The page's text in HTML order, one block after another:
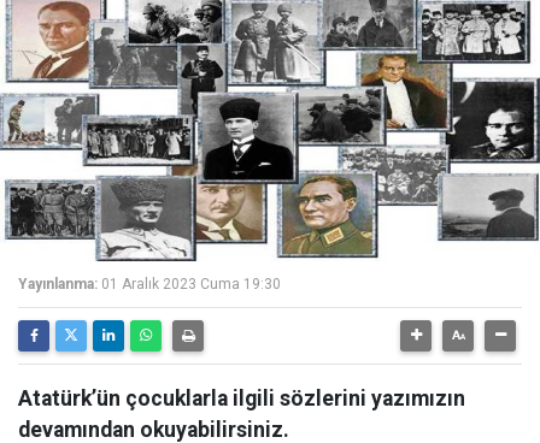
Yayınlanma: 01 Aralık 2023 Cuma 19:30
Atatürk’ün çocuklarla ilgili sözlerini yazımızın
devamından okuyabilirsiniz.